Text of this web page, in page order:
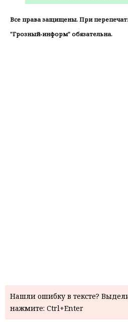
Все права защищены. При
"Грозный-информ" обязательна.
Нашли ошибку в тексте?
нажмите: Ctrl+Enter